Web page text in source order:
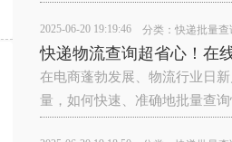
2025-06-20 19:19:46 分类： 快递批量查
快递物流查询超省心！在
在电商蓬勃发展、物流行业日
量，如何快速、准确地批量查